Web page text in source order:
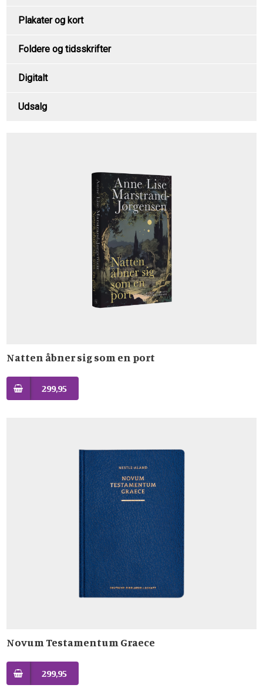
Plakater og kort
Foldere og tidsskrifter
Digitalt
Udsalg
Natten åbner sig som en port
299,95
Novum Testamentum Graece
299,95